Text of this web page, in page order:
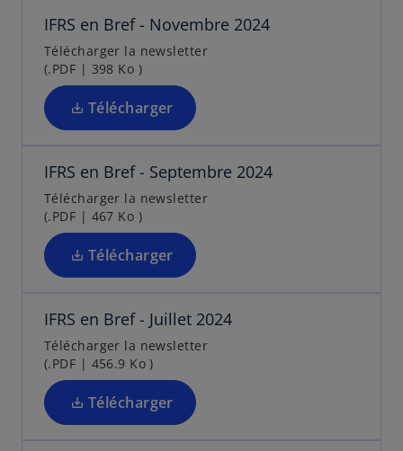
l
t
v
e
l
o
l
t
IFRS en Bref - Novembre 2024
Télécharger la newsletter
(.PDF | 398 Ko )
Télécharger
n
s
u
n
n
v
e
l
o
l
t
IFRS en Bref - Septembre 2024
Télécharger la newsletter
(.PDF | 467 Ko )
Télécharger
o
u
v
e
d
n
s
u
n
n
v
e
l
o
IFRS en Bref - Juillet 2024
Télécharger la newsletter
(.PDF | 456.9 Ko )
Télécharger
s
o
u
v
e
d
n
s
u
n
n
s
o
u
v
e
d
s